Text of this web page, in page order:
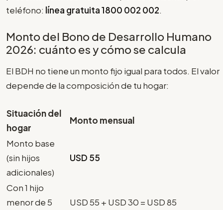
teléfono: línea gratuita 1800 002 002.
Monto del Bono de Desarrollo Humano
2026: cuánto es y cómo se calcula
El BDH no tiene un monto fijo igual para todos. El valor
depende de la composición de tu hogar:
Situación del
hogar
Monto mensual
Monto base
(sin hijos
adicionales)
USD 55
Con 1 hijo
menor de 5
USD 55 + USD 30 = USD 85